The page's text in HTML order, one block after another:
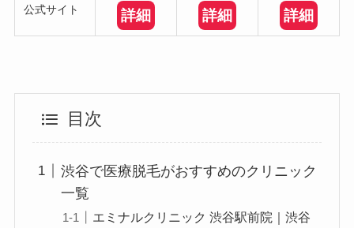
公式サイト 詳細 詳細 詳細
目次
渋谷で医療脱毛がおすすめのクリニック
一覧
エミナルクリニック 渋谷駅前院｜渋谷